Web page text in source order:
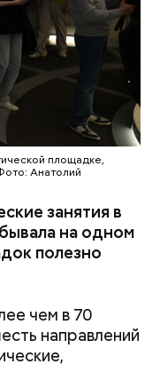
площадке,
Анатолий
занятия в
на одном
полезно
чем в 70
направлений